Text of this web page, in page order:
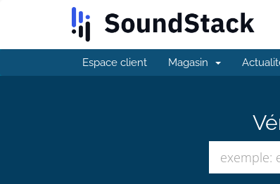
Espace client Magasin